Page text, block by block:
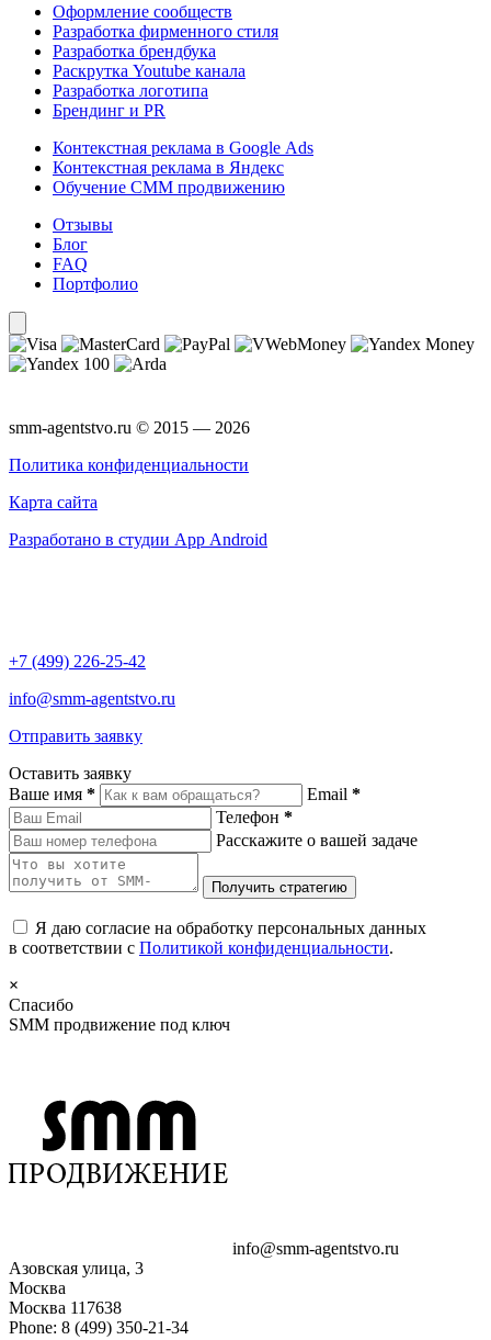
Оформление сообществ
Разработка фирменного стиля
Разработка брендбука
Раскрутка Youtube канала
Разработка логотипа
Брендинг и PR
Контекстная реклама в Google Ads
Контекстная реклама в Яндекс
Обучение СММ продвижению
Отзывы
Блог
FAQ
Портфолио
smm-agentstvo.ru © 2015 — 2026
Политика конфиденциальности
Карта сайта
Разработано в студии App Android
+7 (499) 226-25-42
info@smm-agentstvo.ru
Отправить заявку
Оставить заявку
Ваше имя * Email *
Телефон *
Расскажите о вашей задаче
Я даю согласие на обработку персональных данных
в соответствии с Политикой конфиденциальности.
×
Спасибо
SMM продвижение под ключ
info@smm-agentstvo.ru
Азовская улица, 3
Москва
Москва 117638
Phone: 8 (499) 350-21-34